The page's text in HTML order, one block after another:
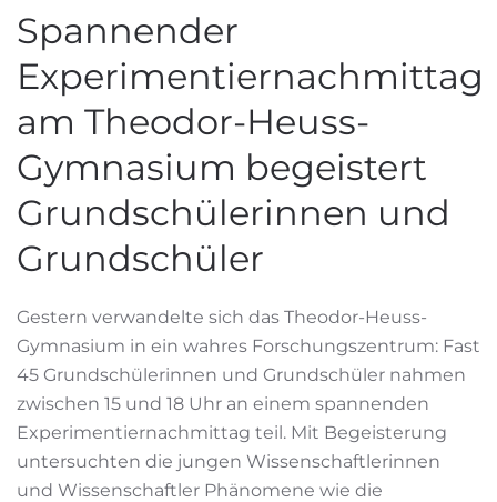
Spannender
Experimentiernachmittag
am Theodor-Heuss-
Gymnasium begeistert
Grundschülerinnen und
Grundschüler
Gestern verwandelte sich das Theodor-Heuss-
Gymnasium in ein wahres Forschungszentrum: Fast
45 Grundschülerinnen und Grundschüler nahmen
zwischen 15 und 18 Uhr an einem spannenden
Experimentiernachmittag teil. Mit Begeisterung
untersuchten die jungen Wissenschaftlerinnen
und Wissenschaftler Phänomene wie die